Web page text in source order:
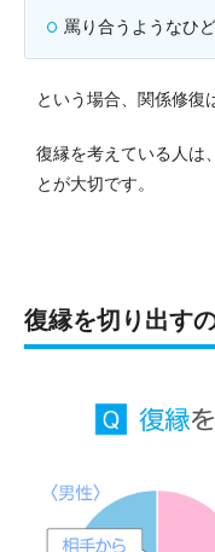
罵り合うようなひ
という場合、関係修復
復縁を考えている人は
とが大切です。
復縁を切り出す